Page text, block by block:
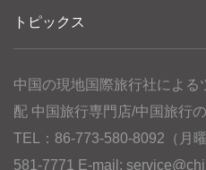
トピックス
中国の現地国際旅行社による
配 中国旅行専門店/中国旅行
TEL：86-773-580-8092（月
581-7771 E-mail: